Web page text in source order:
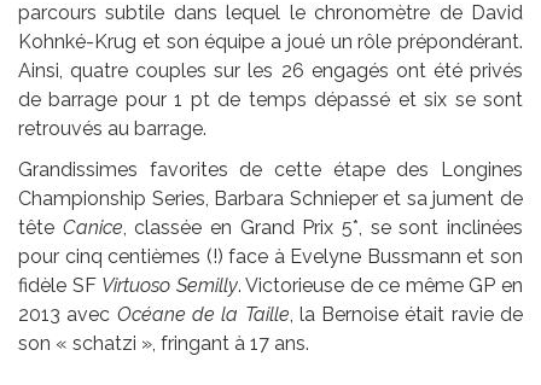
parcours subtile dans lequel le chronomètre de David
Kohnké-Krug et son équipe a joué un rôle prépondérant.
Ainsi, quatre couples sur les 26 engagés ont été privés
de barrage pour 1 pt de temps dépassé et six se sont
retrouvés au barrage.
Grandissimes favorites de cette étape des Longines
Championship Series, Barbara Schnieper et sa jument de
tête Canice, classée en Grand Prix 5*, se sont inclinées
pour cinq centièmes (!) face à Evelyne Bussmann et son
fidèle SF Virtuoso Semilly. Victorieuse de ce même GP en
2013 avec Océane de la Taille, la Bernoise était ravie de
son « schatzi », fringant à 17 ans.